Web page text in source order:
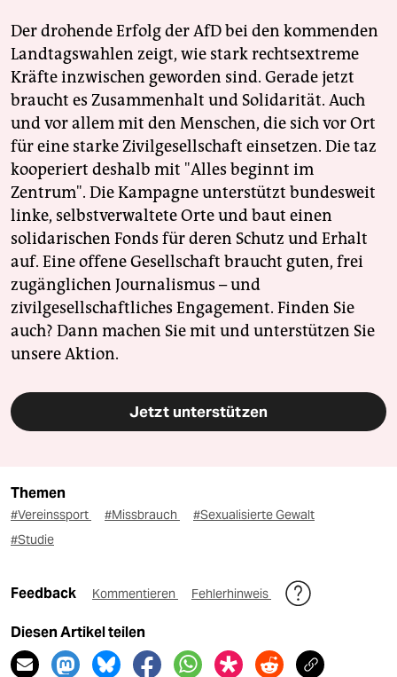
Der drohende Erfolg der AfD bei den kommenden
Landtagswahlen zeigt, wie stark rechtsextreme
Kräfte inzwischen geworden sind. Gerade jetzt
braucht es Zusammenhalt und Solidarität. Auch
und vor allem mit den Menschen, die sich vor Ort
für eine starke Zivilgesellschaft einsetzen. Die taz
kooperiert deshalb mit "Alles beginnt im
Zentrum". Die Kampagne unterstützt bundesweit
linke, selbstverwaltete Orte und baut einen
solidarischen Fonds für deren Schutz und Erhalt
auf. Eine offene Gesellschaft braucht guten, frei
zugänglichen Journalismus – und
zivilgesellschaftliches Engagement. Finden Sie
auch? Dann machen Sie mit und unterstützen Sie
unsere Aktion.
Jetzt unterstützen
Themen
#Vereinssport #Missbrauch
#Sexualisierte Gewalt
#Studie
Feedback Kommentieren Fehlerhinweis
Diesen Artikel teilen